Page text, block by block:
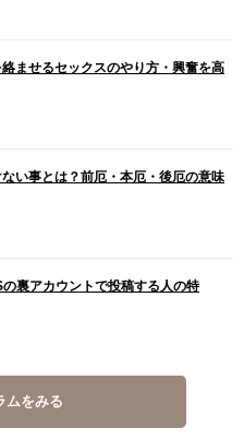
ませるセックスのやり方・興奮を高
い事とは？前厄・本厄・後厄の意味
裏アカウントで投稿する人の特
ムをみる